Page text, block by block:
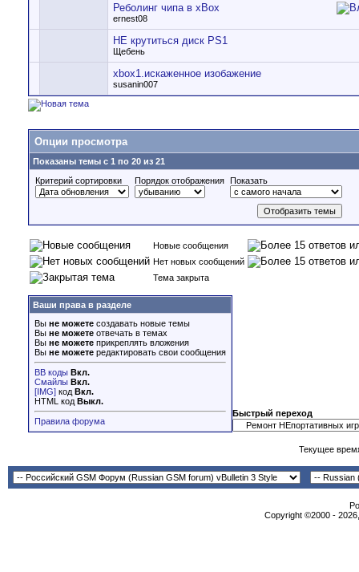
Реболинг чипа в xBox
ernest08
НЕ крутиться диск PS1
Щебень
xbox1.искаженное изобажение
susanin007
Опции просмотра
Показаны темы с 1 по 20 из 21
Критерий сортировки
Порядок отображения Показать
Новые сообщения
Нет новых сообщений
Тема закрыта
Ваши права в разделе
Вы не можете создавать новые темы
Вы не можете отвечать в темах
Вы не можете прикреплять вложения
Вы не можете редактировать свои сообщения
BB коды Вкл.
Смайлы Вкл.
[IMG] код Вкл.
HTML код Выкл.
Правила форума
Быстрый переход
Текущее
Copyright ©2000 -